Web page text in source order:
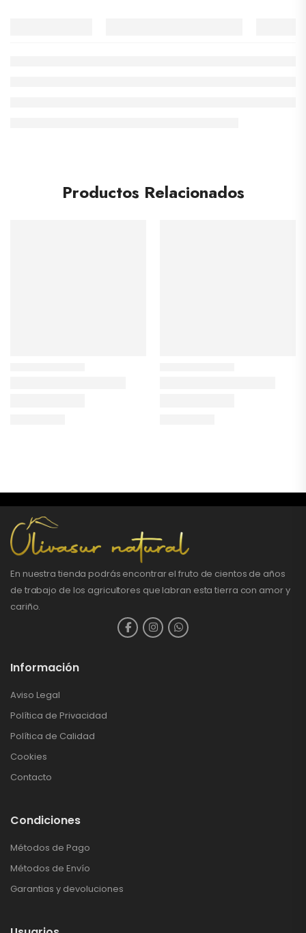
Productos Relacionados
En nuestra tienda podrás encontrar el fruto de cientos de años
de trabajo de los agricultores que labran esta tierra con amor y
cariño.
Información
Aviso Legal
Política de Privacidad
Política de Calidad
Cookies
Contacto
Condiciones
Métodos de Pago
Métodos de Envío
Garantias y devoluciones